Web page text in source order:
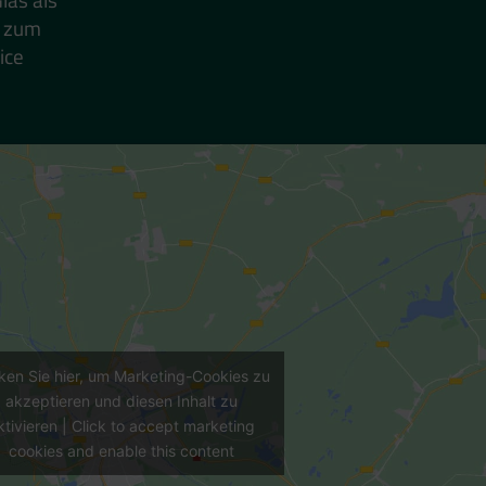
Sie hier, um Marketing-Cookies zu
akzeptieren und diesen Inhalt zu
| Click to accept marketing
cookies and enable this content